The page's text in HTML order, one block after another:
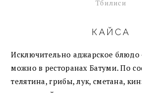
Тбилиси
КАЙСА
Исключительно аджарское блюдо
можно в ресторанах Батуми. По
телятина, грибы, лук, сметана,